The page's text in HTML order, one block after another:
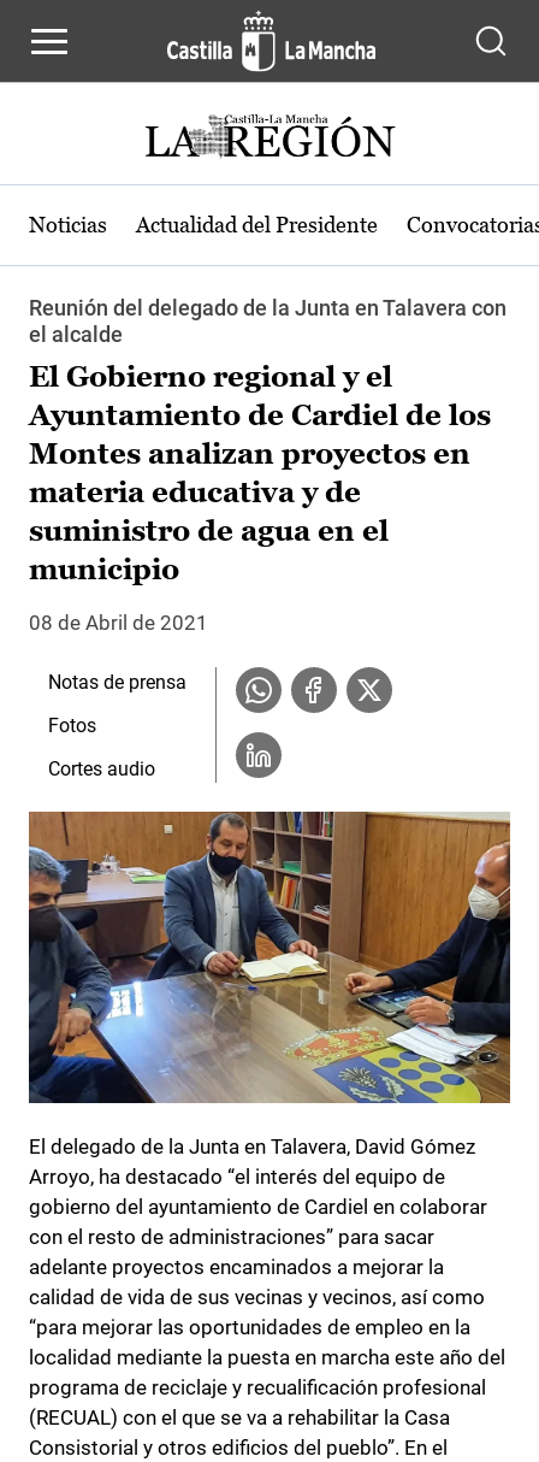
Noticias Actualidad del Presidente
Reunión del delegado de la Junta en Talavera con
el alcalde
El Gobierno regional y el
Ayuntamiento de Cardiel de los
Montes analizan proyectos en
materia educativa y de
suministro de agua en el
municipio
08 de Abril de 2021
El delegado de la Junta en Talavera, David Gómez
Arroyo, ha destacado “el interés del equipo de
gobierno del ayuntamiento de Cardiel en colaborar
con el resto de administraciones” para sacar
adelante proyectos encaminados a mejorar la
calidad de vida de sus vecinas y vecinos, así como
“para mejorar las oportunidades de empleo en la
localidad mediante la puesta en marcha este año del
programa de reciclaje y recualificación profesional
(RECUAL) con el que se va a rehabilitar la Casa
Consistorial y otros edificios del pueblo”. En el
Notas de prensa
Fotos
Cortes audio